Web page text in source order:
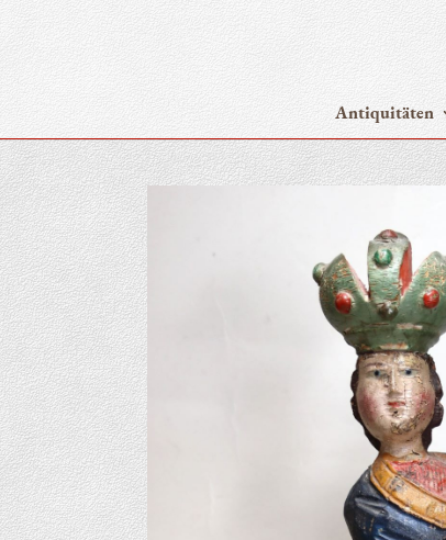
Anti­qui­tä­ten